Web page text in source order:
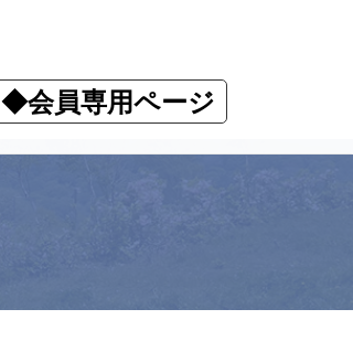
◆会員専用ページ